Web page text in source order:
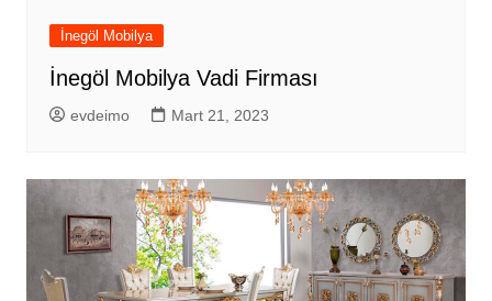
İnegöl Mobilya
İnegöl Mobilya Vadi Firması
evdeimo Mart 21, 2023